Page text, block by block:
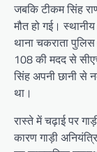
जबकि टीकम सिंह
मौत हो गई।
थाना चकराता
108 की मदद से
सिंह अपनी छानी से
था।
रास्ते में चढ़ाई पर
कारण गाड़ी